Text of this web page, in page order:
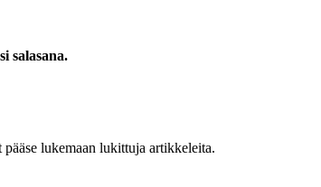
salasana.
lukemaan lukittuja artikkeleita.